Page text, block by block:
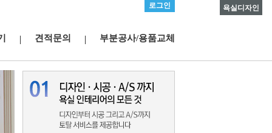
로그인
견적문의 부분공사/용품교체
욕실디자인